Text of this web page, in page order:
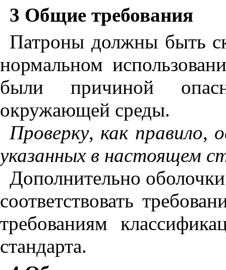
3 Общие требования
Патроны должны быть
нормальном
были причиной
окружающей среды.
Проверку, как правило,
указанных в настоящем
Дополнительно
соответствовать
требованиям
стандарта.